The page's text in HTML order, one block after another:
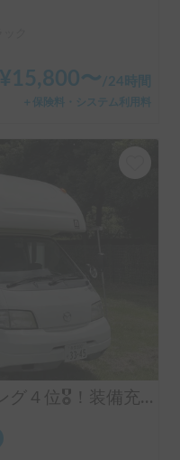
¥ 15,800〜/24時間
＋保険料・システム利用料
🎖️2024年全国人気ランキング４位🎖️！装備充実！コインパーキング駐車可！6名就寝